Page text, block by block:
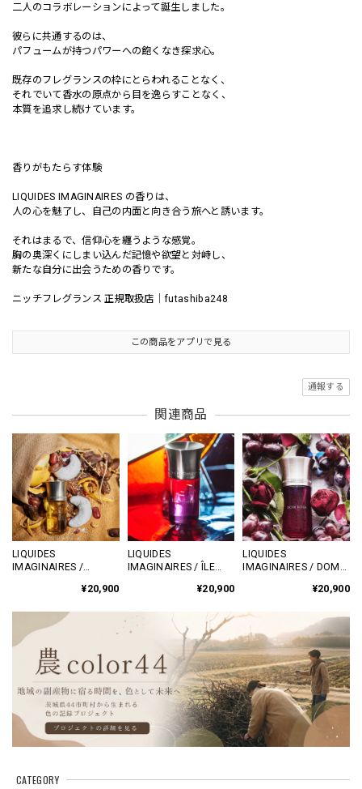
CATEGORY
二人のコラボレーションによって誕生しました。
彼らに共通するのは、
パフュームが持つパワーへの飽くなき探求心。
既存のフレグランスの枠にとらわれることなく、
それでいて香水の原点から目を逸らすことなく、
本質を追求し続けています。
香りがもたらす体験
LIQUIDES IMAGINAIRES の香りは、
人の心を魅了し、自己の内面と向き合う旅へと誘います。
それはまるで、信仰心を纏うような感覚。
胸の奥深くにしまい込んだ記憶や欲望と対峙し、
新たな自分に出会うための香りです。
ニッチフレグランス 正規取扱店｜futashiba248
この商品をアプリで見る
通報する
関連商品
LIQUIDES
IMAGINAIRES /
｜ニッチフレグランス
futashiba248
¥20,900
LIQUIDES
IMAGINAIRES / ÎLE
チフレグランス 正規取
¥20,900
LIQUIDES
IMAGINAIRES / DOM
レグランス 正規取扱店
¥20,900